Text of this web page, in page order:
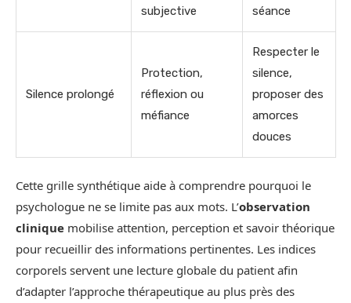
subjective
séance
Silence prolongé
Protection,
réflexion ou
méfiance
Respecter le
silence,
proposer des
amorces
douces
Cette grille synthétique aide à comprendre pourquoi le
psychologue ne se limite pas aux mots. L’observation
clinique mobilise attention, perception et savoir théorique
pour recueillir des informations pertinentes. Les indices
corporels servent une lecture globale du patient afin
d’adapter l’approche thérapeutique au plus près des